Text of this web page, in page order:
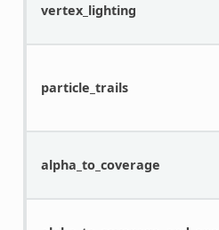
vertex_lighting
particle_trails
alpha_to_coverage